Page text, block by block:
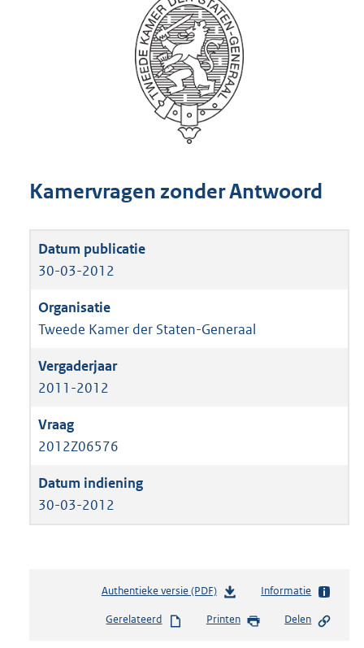
Kamervragen zonder Antwoord
30-03-2012
Tweede Kamer der Staten-Generaal
2011-2012
2012Z06576
30-03-2012
Authentieke versie (PDF)b
s
Informatie
Gerelateerd Printen Delen